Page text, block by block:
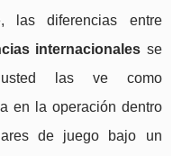
las diferencias entre
internacionales se
usted las ve como
en la operación dentro
de juego bajo un